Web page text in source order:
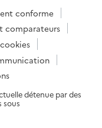
conforme
comparateurs
détenue par des
sous